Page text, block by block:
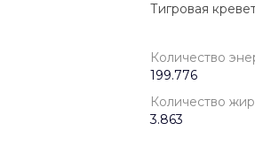
Тигровая
Количество
199.776
Количество
3.863